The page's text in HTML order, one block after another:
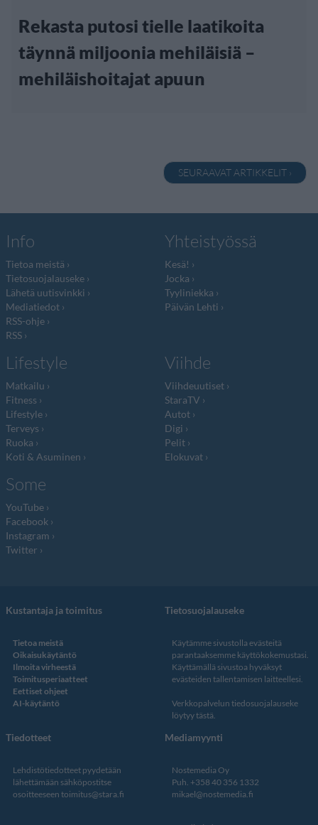
Rekasta putosi tielle laatikoita
täynnä miljoonia mehiläisiä –
mehiläishoitajat apuun
SEURAAVAT ARTIKKELIT ›
Info
Tietoa meistä
Tietosuojalauseke
Lähetä uutisvinkki
Mediatiedot
RSS-ohje
RSS
Yhteistyössä
Kesä!
Jocka
Tyyliniekka
Päivän Lehti
Lifestyle
Matkailu
Fitness
Lifestyle
Terveys
Ruoka
Koti & Asuminen
Viihde
Viihdeuutiset
StaraTV
Autot
Digi
Pelit
Elokuvat
Some
YouTube
Facebook
Instagram
Twitter
Kustantaja ja toimitus
Tietoa meistä
Oikaisukäytäntö
Ilmoita virheestä
Toimitusperiaatteet
Eettiset ohjeet
AI-käytäntö
Tietosuojalauseke
Käytämme sivustolla evästeitä
parantaaksemme käyttökokemustasi.
Käyttämällä sivustoa hyväksyt
evästeiden tallentamisen laitteellesi.
Verkkopalvelun tiedosuojalauseke
löytyy tästä
Tiedotteet
Lehdistötiedotteet pyydetään
lähettämään sähköpostitse
osoitteeseen toimitus@stara.fi
Mediamyynti
Nostemedia Oy
Puh. +358 40 356 1332
mikael@nostemedia.fi